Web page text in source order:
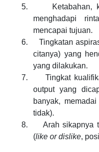
5.
Ketabahan,
menghadapi
mencapai tujuan.
6.
Tingkatan
citanya) yang
yang dilakukan.
7.
Tingkat
output yang
banyak,
tidak).
8.
Arah sikapnya
(like or dislike,